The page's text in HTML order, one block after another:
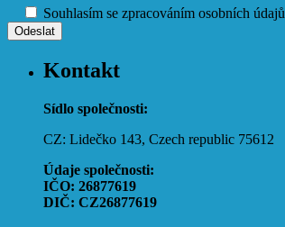
Souhlasím se zpracováním osobních údajů
Kontakt
Sídlo společnosti:
CZ: Lidečko 143, Czech republic 75612
Údaje společnosti:
IČO: 26877619
DIČ: CZ26877619